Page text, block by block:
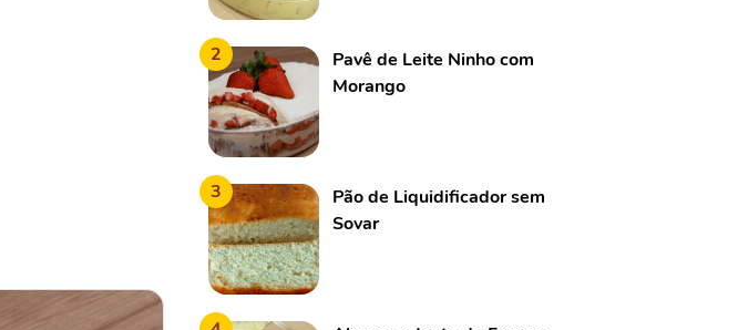
2
Pavê de Leite Ninho com
Morango
3
Pão de Liquidificador sem
Sovar